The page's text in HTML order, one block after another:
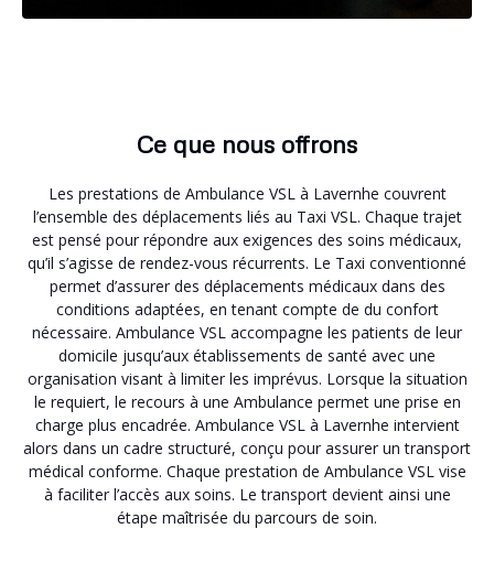
Ce que nous offrons
Les prestations de Ambulance VSL à Lavernhe couvrent
l’ensemble des déplacements liés au Taxi VSL. Chaque trajet
est pensé pour répondre aux exigences des soins médicaux,
qu’il s’agisse de rendez-vous récurrents. Le Taxi conventionné
permet d’assurer des déplacements médicaux dans des
conditions adaptées, en tenant compte de du confort
nécessaire. Ambulance VSL accompagne les patients de leur
domicile jusqu’aux établissements de santé avec une
organisation visant à limiter les imprévus. Lorsque la situation
le requiert, le recours à une Ambulance permet une prise en
charge plus encadrée. Ambulance VSL à Lavernhe intervient
alors dans un cadre structuré, conçu pour assurer un transport
médical conforme. Chaque prestation de Ambulance VSL vise
à faciliter l’accès aux soins. Le transport devient ainsi une
étape maîtrisée du parcours de soin.